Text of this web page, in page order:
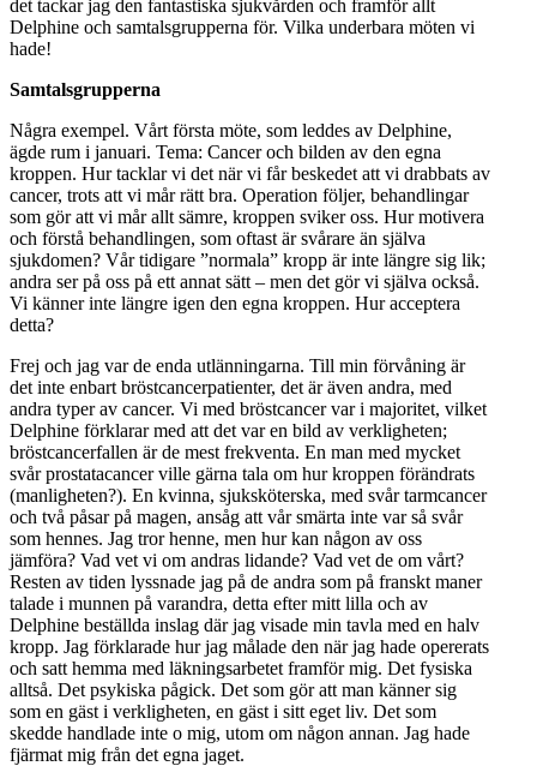
det tackar jag den fantastiska sjukvården och framför allt
Delphine och samtalsgrupperna för. Vilka underbara möten vi
hade!
Samtalsgrupperna
Några exempel. Vårt första möte, som leddes av Delphine,
ägde rum i januari. Tema: Cancer och bilden av den egna
kroppen. Hur tacklar vi det när vi får beskedet att vi drabbats av
cancer, trots att vi mår rätt bra. Operation följer, behandlingar
som gör att vi mår allt sämre, kroppen sviker oss. Hur motivera
och förstå behandlingen, som oftast är svårare än själva
sjukdomen? Vår tidigare ”normala” kropp är inte längre sig lik;
andra ser på oss på ett annat sätt – men det gör vi själva också.
Vi känner inte längre igen den egna kroppen. Hur acceptera
detta?
Frej och jag var de enda utlänningarna. Till min förvåning är
det inte enbart bröstcancerpatienter, det är även andra, med
andra typer av cancer. Vi med bröstcancer var i majoritet, vilket
Delphine förklarar med att det var en bild av verkligheten;
bröstcancerfallen är de mest frekventa. En man med mycket
svår prostatacancer ville gärna tala om hur kroppen förändrats
(manligheten?). En kvinna, sjuksköterska, med svår tarmcancer
och två påsar på magen, ansåg att vår smärta inte var så svår
som hennes. Jag tror henne, men hur kan någon av oss
jämföra? Vad vet vi om andras lidande? Vad vet de om vårt?
Resten av tiden lyssnade jag på de andra som på franskt maner
talade i munnen på varandra, detta efter mitt lilla och av
Delphine beställda inslag där jag visade min tavla med en halv
kropp. Jag förklarade hur jag målade den när jag hade opererats
och satt hemma med läkningsarbetet framför mig. Det fysiska
alltså. Det psykiska pågick. Det som gör att man känner sig
som en gäst i verkligheten, en gäst i sitt eget liv. Det som
skedde handlade inte o mig, utom om någon annan. Jag hade
fjärmat mig från det egna jaget.